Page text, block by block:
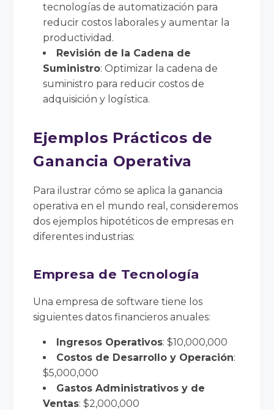
tecnologías de automatización para
reducir costos laborales y aumentar la
productividad.
Revisión de la Cadena de
Suministro: Optimizar la cadena de
suministro para reducir costos de
adquisición y logística.
Ejemplos Prácticos de
Ganancia Operativa
Para ilustrar cómo se aplica la ganancia
operativa en el mundo real, consideremos
dos ejemplos hipotéticos de empresas en
diferentes industrias:
Empresa de Tecnología
Una empresa de software tiene los
siguientes datos financieros anuales:
Ingresos Operativos: $10,000,000
Costos de Desarrollo y Operación:
$5,000,000
Gastos Administrativos y de
Ventas: $2,000,000